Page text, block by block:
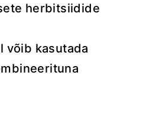
herbitsiidide
võib kasutada